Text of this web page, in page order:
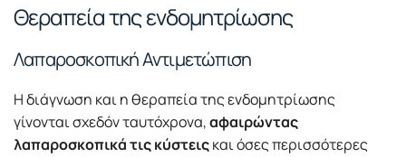
Θεραπεία της ενδομητρίωσης
Λαπαροσκοπική Αντιμετώπιση
Η διάγνωση και η θεραπεία της ενδομητρίωσης
γίνονται σχεδόν ταυτόχρονα,αφαιρώντας
λαπαροσκοπικά τις κύστειςκαι όσες περισσότερες